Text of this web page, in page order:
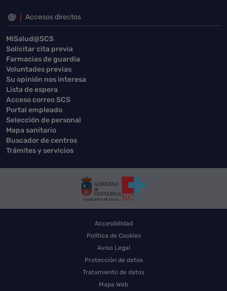
Accesos directos
MiSalud@SCS
Solicitar cita previa
Farmacias de guardia
Voluntades previas
Su opinión nos interesa
Lista de espera
Acceso correo SCS
Portal empleado
Selección de personal
Mapa sanitario
Buscador de centros
Trámites y servicios
Accesibilidad
Política de Cookies
Aviso Legal
Protección de datos
Tratamiento de datos
Mapa Web